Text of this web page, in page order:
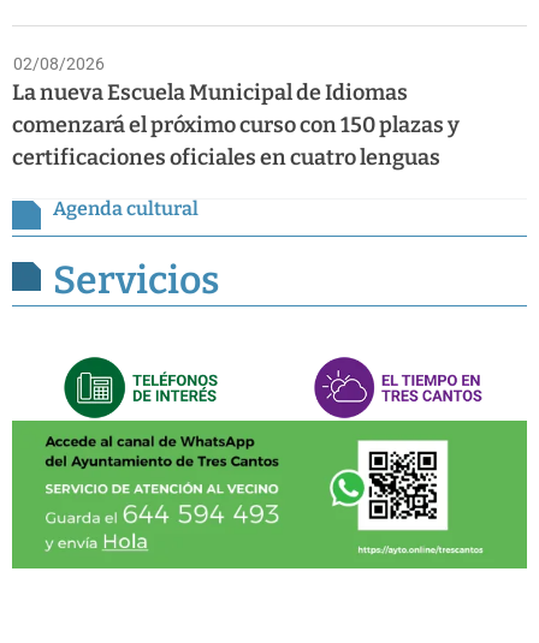
02/08/2026
La nueva Escuela Municipal de Idiomas
comenzará el próximo curso con 150 plazas y
certificaciones oficiales en cuatro lenguas
Agenda cultural
Servicios